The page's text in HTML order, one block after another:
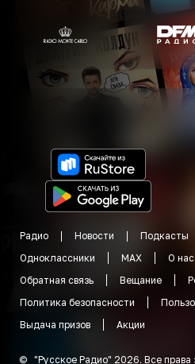
Радио Новости Подкасты
Одноклассники
MAX О нас
Обратная связь
Вещание
Политика безопасности
Выдача призов
Акции
© "Русское Радио" 2026. Все